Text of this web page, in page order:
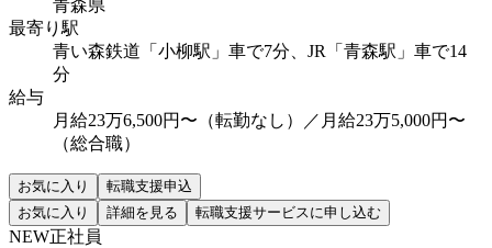
青森県
最寄り駅
青い森鉄道「小柳駅」車で7分、JR「青森駅」車で14
分
給与
月給23万6,500円〜（転勤なし）／月給23万5,000円〜
（総合職）
お気に入り
転職支援申込
お気に入り
詳細を見る 転職支援サービスに申し込む
NEW正社員